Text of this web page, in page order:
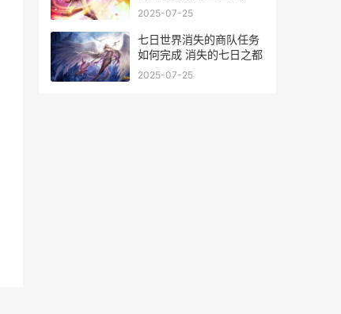
战s1攻略
2025-07-25
七日世界消失的商队任务
如何完成 消失的七日之都
2025-07-25